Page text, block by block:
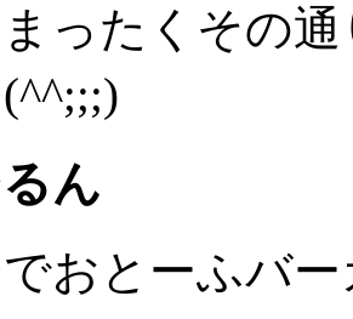
まったくその
ん
おとーふバ